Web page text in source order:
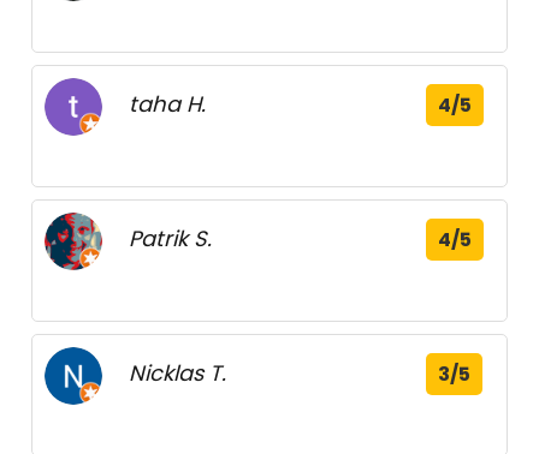
taha H. 4/5
Patrik S. 4/5
Nicklas T. 3/5